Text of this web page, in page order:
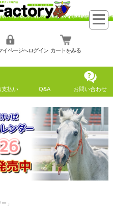
イページへログイン カートをみる
支払い Q&A お問い合わせ
」